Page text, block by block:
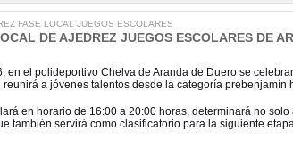
FASE LOCAL JUEGOS ESCOLARES
DE AJEDREZ JUEGOS ESCOLARES DE
en el polideportivo Chelva de Aranda de Duero se
a jóvenes talentos desde la categoría prebenjamín
en horario de 16:00 a 20:00 horas, determinará no
también servirá como clasificatorio para la siguiente